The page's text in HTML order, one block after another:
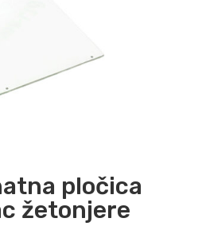
pločica
žetonjere